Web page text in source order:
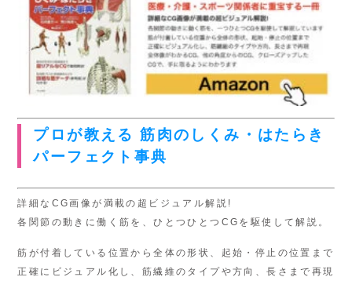
プロが教える 筋肉のしくみ・はたらき
パーフェクト事典
詳細なCG画像が満載の超ビジュアル解説!
各関節の動きに働く筋を、ひとつひとつCGを駆使して解説。
筋が付着している位置から全体の形状、起始・停止の位置まで
正確にビジュアル化し、筋繊維のタイプや方向、長さまで再現